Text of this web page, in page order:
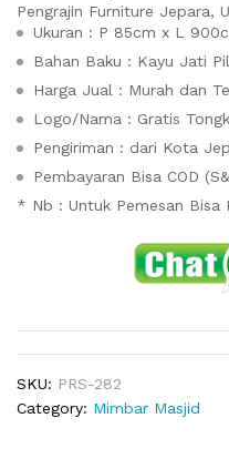
Pengrajin Furniture Jepara,
Ukuran : P 85cm x L
Bahan Baku : Kayu Jati
Harga Jual : Murah dan
Logo/Nama : Gratis
Pengiriman : dari Kota
Pembayaran Bisa COD
* Nb : Untuk Pemesan Bisa
SKU: PRS-282
Category: Mimbar Masjid